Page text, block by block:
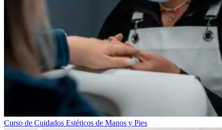
Curso de Cuidados Estéticos de Manos y Pies